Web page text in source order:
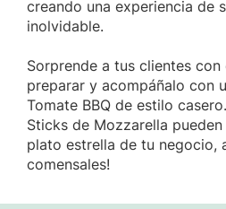
creando una experiencia de
inolvidable.
Sorprende a tus clientes
preparar y acompáñalo con
Tomate BBQ de estilo
Sticks de Mozzarella
plato estrella de tu negocio,
comensales!